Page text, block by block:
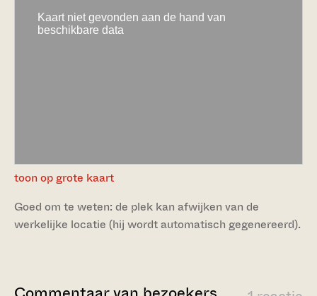
toon op grote kaart
Goed om te weten: de plek kan afwijken van de
werkelijke locatie (hij wordt automatisch gegenereerd).